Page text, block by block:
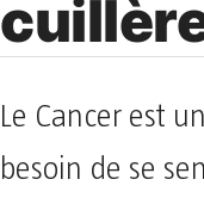
Le Cancer est
besoin de se